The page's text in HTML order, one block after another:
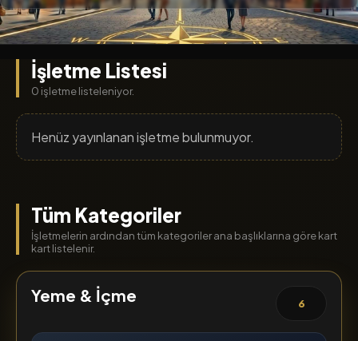
İşletme Listesi
0 işletme listeleniyor.
Henüz yayınlanan işletme bulunmuyor.
Tüm Kategoriler
İşletmelerin ardından tüm kategoriler ana başlıklarına göre kart
kart listelenir.
Yeme & İçme 6